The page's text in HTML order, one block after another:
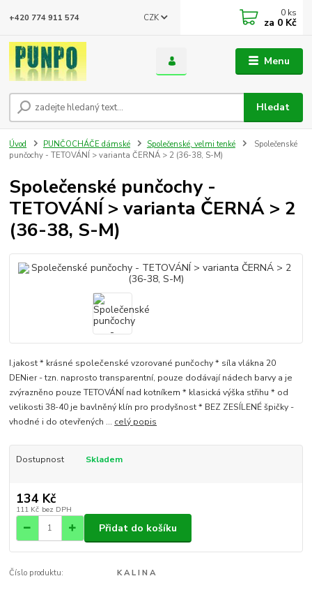
Menu
CZK
Hledat
+420 774 911 574 0 ks
za 0 Kč
Úvod PUNČOCHÁČE dámské Společenské, velmi tenké
Společenské
punčochy - TETOVÁNÍ > varianta ČERNÁ > 2 (36-38, S-M)
Společenské punčochy -
TETOVÁNÍ > varianta ČERNÁ > 2
(36-38, S-M)
I.jakost * krásné společenské vzorované punčochy * síla vlákna 20
DENier - tzn. naprosto transparentní, pouze dodávají nádech barvy a je
zvýrazněno pouze TETOVÁNÍ nad kotníkem * klasická výška střihu * od
velikosti 38-40 je bavlněný klín pro prodyšnost * BEZ ZESÍLENÉ špičky -
vhodné i do otevřených ... celý popis
Dostupnost Skladem
134 Kč
111 Kč bez DPH
Přidat do košíku
Číslo produktu: K A L I N A